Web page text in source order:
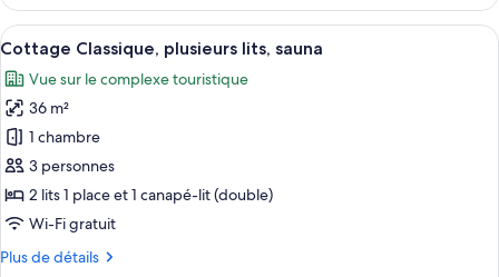
le
type
de
chambre
Cottage
Classique,
sauna
Afficher
toutes
les
photos
pour
ce
type
de
chambre :
Cottage
Une chambre à coucher avec un lit,
10
Cottage Classique, plusieurs lits, sauna
Vue sur le complexe touristique
36 m²
1 chambre
3 personnes
2 lits 1 place et 1 canapé-lit (double)
Wi-Fi gratuit
Plus de détails
Plus